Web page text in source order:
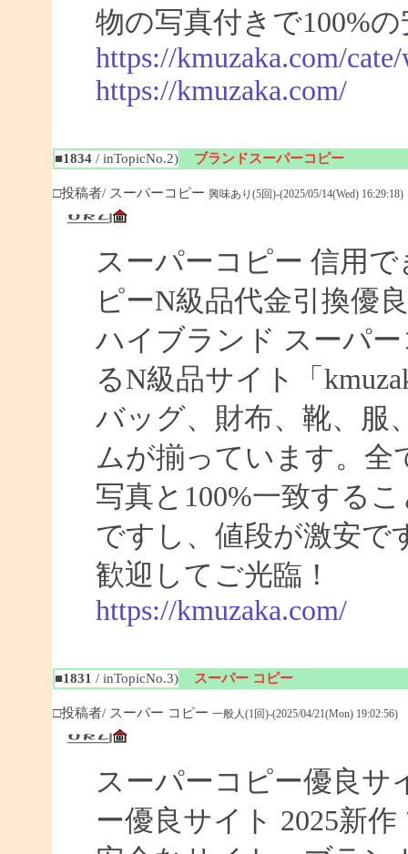
物の写真付きで100%
https://kmuzaka.com/
https://kmuzaka.com/
■1834/ inTopicNo.2) ブランドスーパーコピー
□投稿者/ スーパーコピー 興味あり(5回)-(2025/05/14(Wed) 16:29:18)
スーパーコピー 信用
ピーN級品代金引換優
ハイブランド スーパ
るN級品サイト「
バッグ、財布、靴、服
ムが揃っています。全
写真と100%一致する
ですし、値段が激安で
歓迎してご光臨！
https://kmuzaka.com/
■1831 / inTopicNo.3) スーパー コピー
□投稿者/ スーパー コピー 一般人(1回)-(2025/04/21(Mon) 19:02:56)
スーパーコピー優良サ
ー優良サイト 2025新